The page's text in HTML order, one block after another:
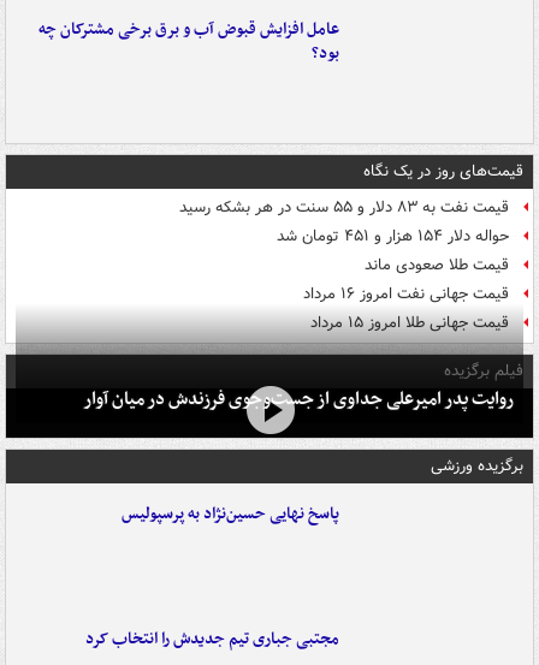
عامل افزایش قبوض آب و برق برخی مشترکان چه
بود؟
قیمت‌های روز در یک نگاه
قیمت نفت به ۸۳ دلار و ۵۵ سنت در هر بشکه رسید
حواله دلار ۱۵۴ هزار و ۴۵۱ تومان شد
قیمت طلا صعودی ماند
قیمت جهانی نفت امروز ۱۶ مرداد
قیمت جهانی طلا امروز ۱۵ مرداد
فیلم برگزیده
روایت پدر امیرعلی جداوی از جست‌وجوی فرزندش در میان آوار
برگزیده ورزشی
پاسخ نهایی حسین‌نژاد به پرسپولیس
مجتبی جباری تیم جدیدش را انتخاب کرد